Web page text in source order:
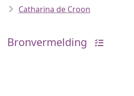
Catharina de Croon
Bronvermelding